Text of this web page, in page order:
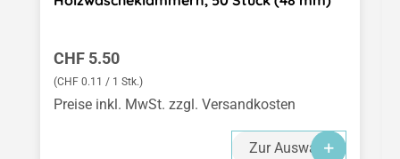
Regulärer Preis:
CHF 5.50
(CHF 0.11 / 1 Stk.)
Preise inkl. MwSt. zzgl. Versandkosten
Zur Auswahl